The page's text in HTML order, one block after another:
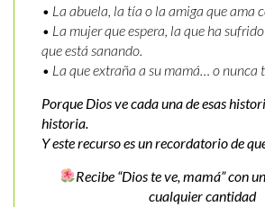
• La abuela, la tía o la amiga que ama
• La mujer que espera, la que ha
que está sanando.
• La que extraña a su mamá… o nunca
Porque Dios ve cada una de esas
historia.
Y este recurso es un recordatorio de
Recibe “Dios te ve, mamá” con
cualquier cantidad